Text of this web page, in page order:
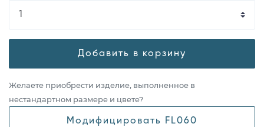
Добавить в корзину
Желаете приобрести изделие, выполненное в
нестандартном размере и цвете?
Модифицировать FL060